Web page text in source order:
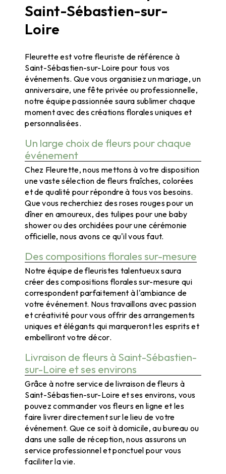
Saint-Sébastien-sur-
Loire
Fleurette est votre fleuriste de référence à
Saint-Sébastien-sur-Loire pour tous vos
événements. Que vous organisiez un mariage, un
anniversaire, une fête privée ou professionnelle,
notre équipe passionnée saura sublimer chaque
moment avec des créations florales uniques et
personnalisées.
Un large choix de fleurs pour chaque
événement
Chez Fleurette, nous mettons à votre disposition
une vaste sélection de fleurs fraîches, colorées
et de qualité pour répondre à tous vos besoins.
Que vous recherchiez des roses rouges pour un
dîner en amoureux, des tulipes pour une baby
shower ou des orchidées pour une cérémonie
officielle, nous avons ce qu'il vous faut.
Des compositions florales sur-mesure
Notre équipe de fleuristes talentueux saura
créer des compositions florales sur-mesure qui
correspondent parfaitement à l'ambiance de
votre événement. Nous travaillons avec passion
et créativité pour vous offrir des arrangements
uniques et élégants qui marqueront les esprits et
embelliront votre décor.
Livraison de fleurs à Saint-Sébastien-
sur-Loire et ses environs
Grâce à notre service de livraison de fleurs à
Saint-Sébastien-sur-Loire et ses environs, vous
pouvez commander vos fleurs en ligne et les
faire livrer directement sur le lieu de votre
événement. Que ce soit à domicile, au bureau ou
dans une salle de réception, nous assurons un
service professionnel et ponctuel pour vous
faciliter la vie.